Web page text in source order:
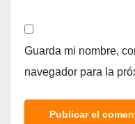
Guarda mi nombre,
navegador para la